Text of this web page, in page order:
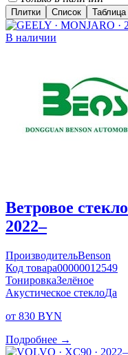
Плитки Список Таблица
В наличии
Ветровое стекло
2022–
ПроизводительBenson
Код товара00000012549
ТонировкаЗелёное
Акустическое стеклоДа
от 830 BYN
Подробнее →